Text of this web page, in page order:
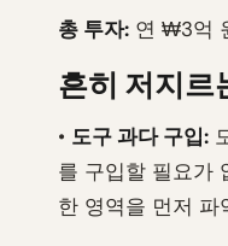
총 투자: 연 ₩3억
흔히 저지르
• 도구 과다 구입:
를 구입할 필요가
한 영역을 먼저 파